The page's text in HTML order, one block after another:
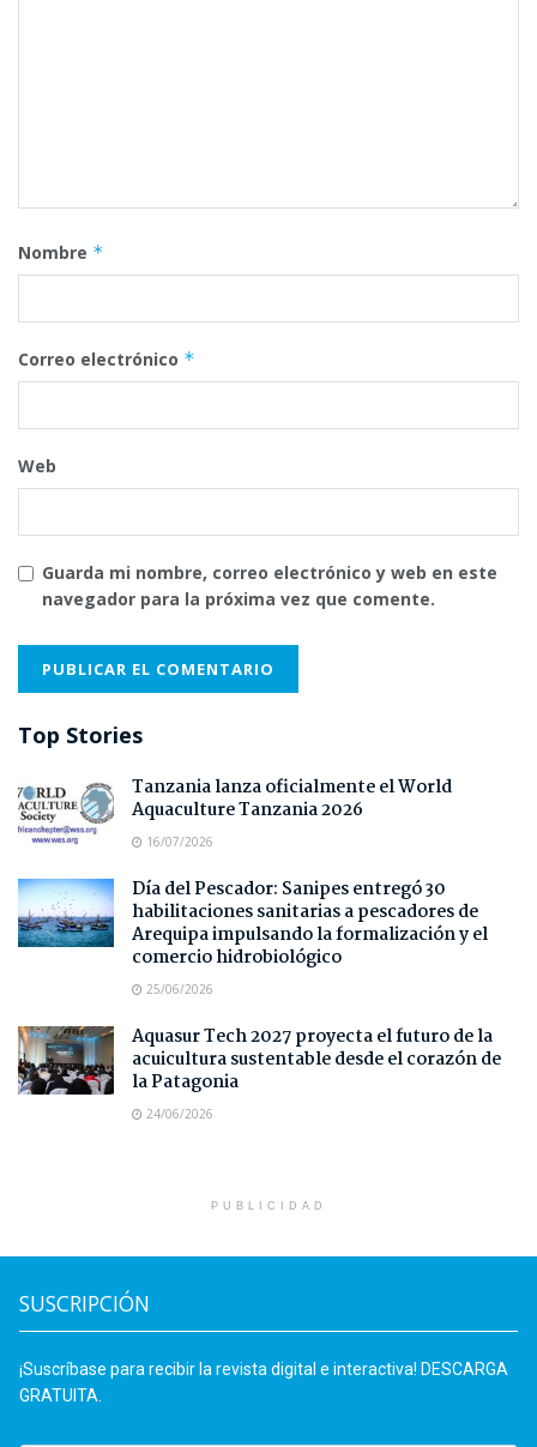
Nombre *
Correo electrónico *
Web
Guarda mi nombre, correo electrónico y web en este
navegador para la próxima vez que comente.
Top Stories
Tanzania lanza oficialmente el World
Aquaculture Tanzania 2026
16/07/2026
Día del Pescador: Sanipes entregó 30
habilitaciones sanitarias a pescadores de
Arequipa impulsando la formalización y el
comercio hidrobiológico
25/06/2026
Aquasur Tech 2027 proyecta el futuro de la
acuicultura sustentable desde el corazón de
la Patagonia
24/06/2026
PUBLICIDAD
SUSCRIPCIÓN
¡Suscríbase para recibir la revista digital e interactiva! DESCARGA
GRATUITA.